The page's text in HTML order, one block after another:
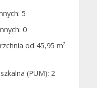
5
0
od 45,95 m²
(PUM): 2